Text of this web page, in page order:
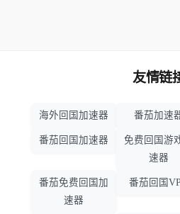
友情链
海外回国加速器 番茄加速
番茄回国加速器
免费回国游
速器
番茄免费回国加
速器
番茄回国